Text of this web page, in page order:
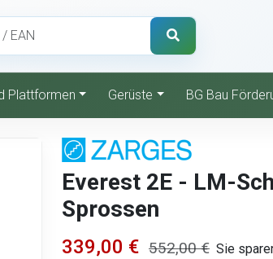
Plattformen Gerüste BG Bau
Everest 2E - LM-
Sprossen
339,00 € 552,00 € Sie